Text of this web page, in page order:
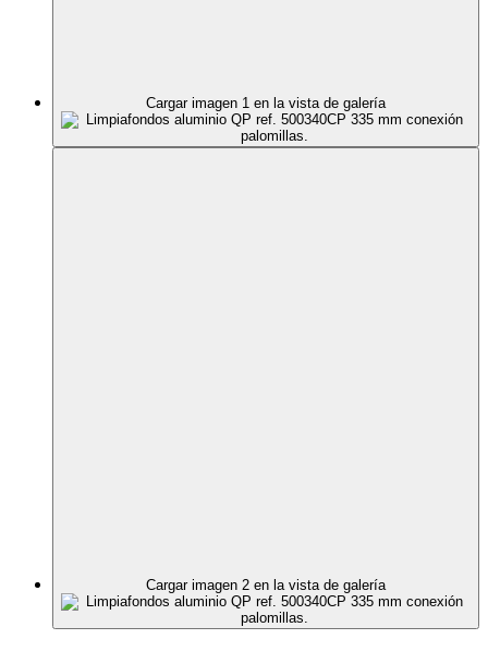
Cargar imagen 1 en la vista de galería
Cargar imagen 2 en la vista de galería